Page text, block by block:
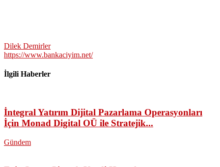
Dilek Demirler
https://www.bankaciyim.net/
İlgili Haberler
İntegral Yatırım Dijital Pazarlama Operasyonları
İçin Monad Digital OÜ ile Stratejik...
Gündem